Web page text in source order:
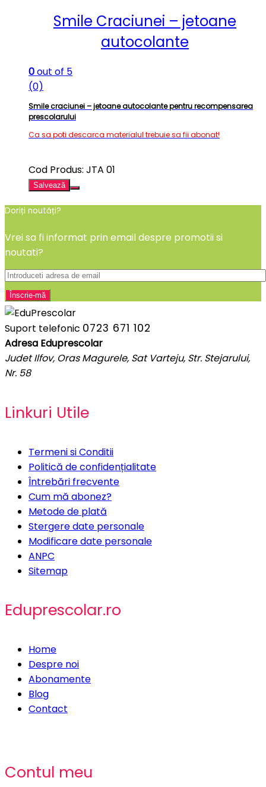
Smile Craciunei – jetoane
autocolante
0out of 5
(0)
Smile craciunei – jetoane autocolante pentru recompensarea
prescolarului
Ca sa poti descarca materialul trebuie sa fii abonat!
Cod Produs: JTA 01
Salvează
Doriți noutăți?
Vrei sa fi informat prin email despre promotii si
noutati?
Suport telefonic 0723 671 102
Adresa Eduprescolar
Judet Ilfov, Oras Magurele, Sat Varteju, Str. Stejarului,
Nr. 58
Linkuri Utile
Termeni si Conditii
Politică de confidențialitate
Întrebări frecvente
Cum mă abonez?
Metode de plată
Stergere date personale
Modificare date personale
ANPC
Sitemap
Eduprescolar.ro
Home
Despre noi
Abonamente
Blog
Contact
Contul meu